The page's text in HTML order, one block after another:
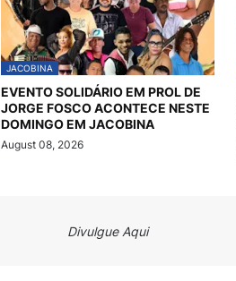
JACOBINA
EVENTO SOLIDÁRIO EM PROL DE
JORGE FOSCO ACONTECE NESTE
DOMINGO EM JACOBINA
August 08, 2026
Divulgue Aqui